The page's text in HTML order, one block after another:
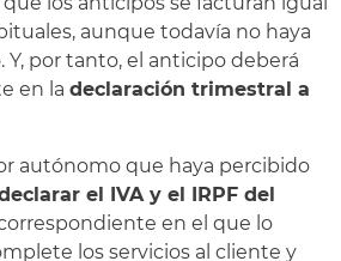
aunque todavía no haya
Y, por tanto, el anticipo deberá
en la declaración trimestral a
autónomo que haya percibido
el IVA y el IRPF del
en el que lo
los servicios al cliente y